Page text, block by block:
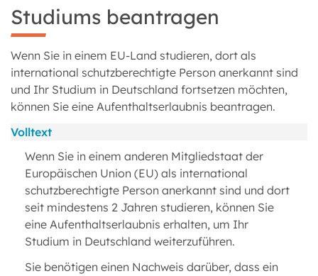
Studiums beantragen
Wenn Sie in einem EU-Land studieren, dort als
international schutzberechtigte Person anerkannt sind
und Ihr Studium in Deutschland fortsetzen möchten,
können Sie eine Aufenthaltserlaubnis beantragen.
Volltext
Wenn Sie in einem anderen Mitgliedstaat der
Europäischen Union (EU) als international
schutzberechtigte Person anerkannt sind und dort
seit mindestens 2 Jahren studieren, können Sie
eine Aufenthaltserlaubnis erhalten, um Ihr
Studium in Deutschland weiterzuführen.
Sie benötigen einen Nachweis darüber, dass ein